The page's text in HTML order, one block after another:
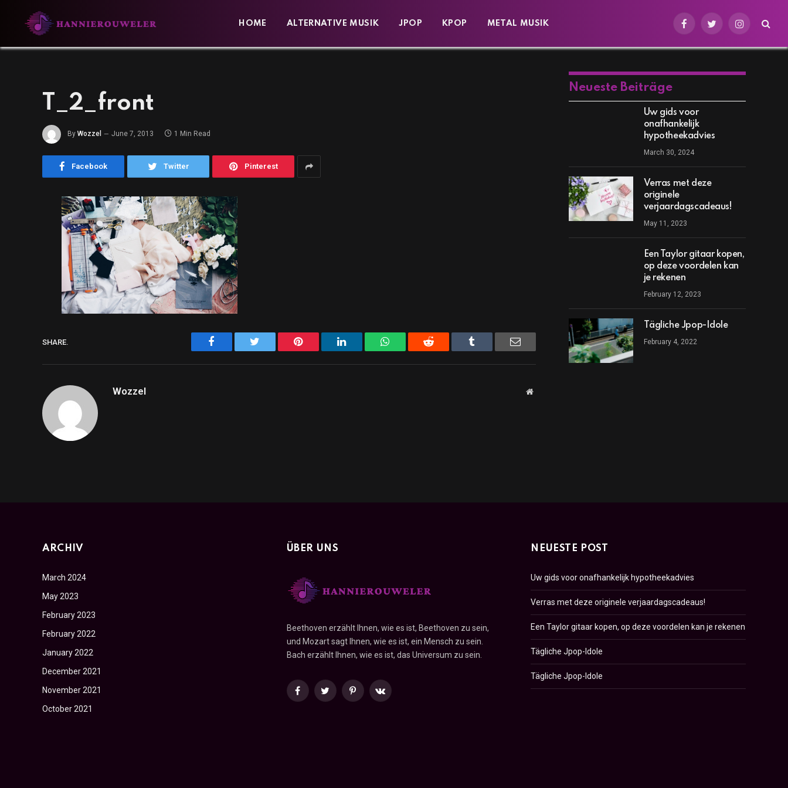
HOME ALTERNATIVE MUSIK JPOP KPOP METAL MUSIK
FacebookTwitterInstagram
T_2_front
By Wozzel June 7, 2013 1 Min Read
Facebook Twitter Pinterest
SHARE. Facebook Pinterest LinkedIn WhatsAppReddit Email
Wozzel Website
Neueste Beiträge
Uw gids voor
onafhankelijk
hypotheekadvies
March 30, 2024
Verras met deze
originele
verjaardagscadeaus!
May 11, 2023
Een Taylor gitaar kopen,
op deze voordelen kan
je rekenen
February 12, 2023
Tägliche Jpop-Idole
February 4, 2022
ARCHIV
March 2024
May 2023
February 2023
February 2022
January 2022
December 2021
November 2021
October 2021
ÜBER UNS
Beethoven erzählt Ihnen, wie es ist, Beethoven zu sein,
und Mozart sagt Ihnen, wie es ist, ein Mensch zu sein.
Bach erzählt Ihnen, wie es ist, das Universum zu sein.
FacebookTwitterPinterestVKontakte
NEUESTE POST
Uw gids voor onafhankelijk hypotheekadvies
Verras met deze originele verjaardagscadeaus!
Een Taylor gitaar kopen, op deze voordelen kan je rekenen
Tägliche Jpop-Idole
Tägliche Jpop-Idole